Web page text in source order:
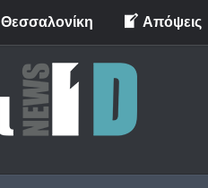
Θεσσαλονίκη Απόψεις